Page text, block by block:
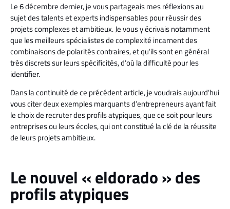
Le 6 décembre dernier, je vous partageais mes réflexions au
sujet des talents et experts indispensables pour réussir des
projets complexes et ambitieux. Je vous y écrivais notamment
que les meilleurs spécialistes de complexité incarnent des
combinaisons de polarités contraires, et qu’ils sont en général
très discrets sur leurs spécificités, d’où la difficulté pour les
identifier.
Dans la continuité de ce précédent article, je voudrais aujourd’hui
vous citer deux exemples marquants d’entrepreneurs ayant fait
le choix de recruter des profils atypiques, que ce soit pour leurs
entreprises ou leurs écoles, qui ont constitué la clé de la réussite
de leurs projets ambitieux.
Le nouvel « eldorado » des
profils atypiques